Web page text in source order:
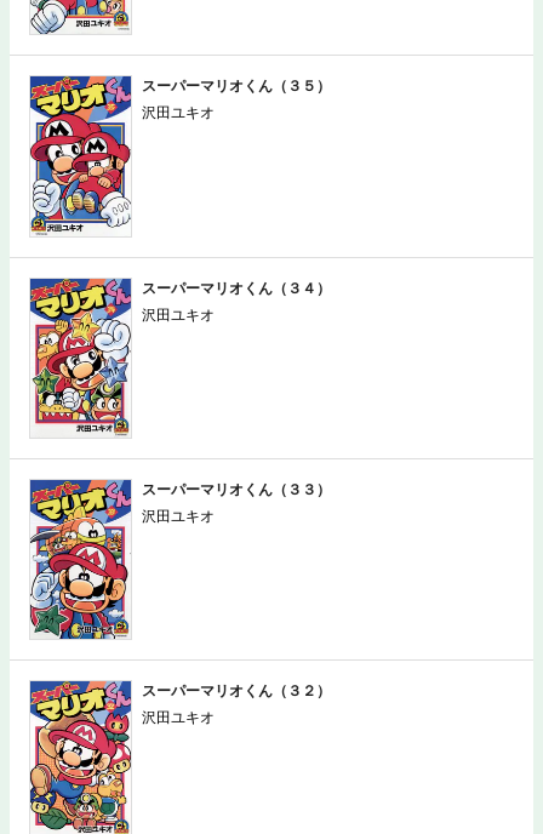
スーパーマリオくん（３５）
沢田ユキオ
スーパーマリオくん（３４）
沢田ユキオ
スーパーマリオくん（３３）
沢田ユキオ
スーパーマリオくん（３２）
沢田ユキオ